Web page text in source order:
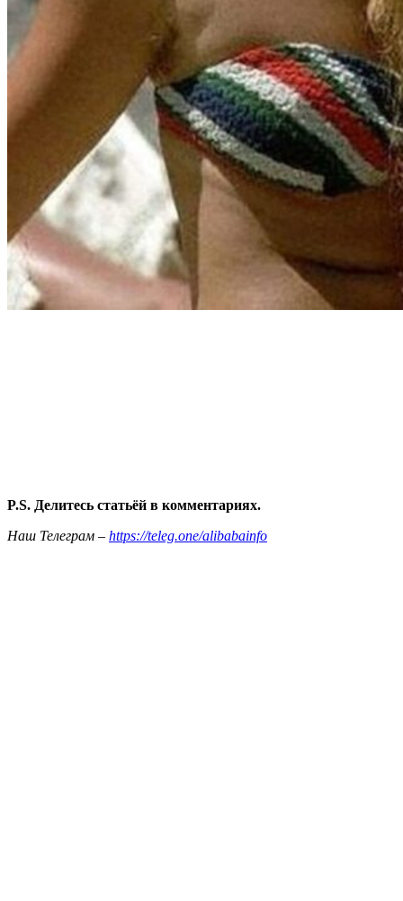
P.S. Делитесь статьёй в комментариях.
Наш Телеграм – https://teleg.one/alibabainfo